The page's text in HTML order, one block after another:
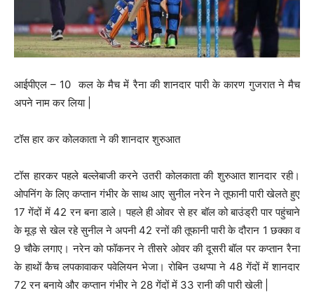
आईपीएल – 10 कल के मैच में रैना की शानदार पारी के कारण गुजरात ने मैच
अपने नाम कर लिया |
टॉस हार कर कोलकाता ने की शानदार शुरुआत
टॉस हारकर पहले बल्लेबाजी करने उतरी कोलकाता की शुरुआत शानदार रही।
ओपनिंग के लिए कप्तान गंभीर के साथ आए सुनील नरेन ने तूफानी पारी खेलते हुए
17 गेंदों में 42 रन बना डाले। पहले ही ओवर से हर बॉल को बाउंड्री पार पहुंचाने
के मूड़ से खेल रहे सुनील ने अपनी 42 रनों की तूफानी पारी के दौरान 1 छक्का व
9 चौके लगाए। नरेन को फॉकनर ने तीसरे ओवर की दूसरी बॉल पर कप्तान रैना
के हाथों कैच लपकावाकर पवेलियन भेजा। रोबिन उथप्पा ने 48 गेंदों में शानदार
72 रन बनाये और कप्तान गंभीर ने 28 गेंदों में 33 रानी की पारी खेली |